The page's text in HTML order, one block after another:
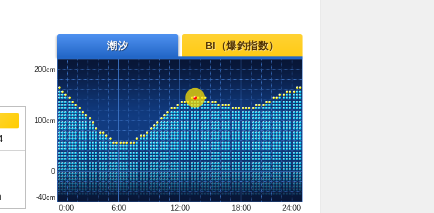
潮汐 BI（爆釣指数）
200
100
0
-40
0:00
6:00 12:00 18:00 24:00